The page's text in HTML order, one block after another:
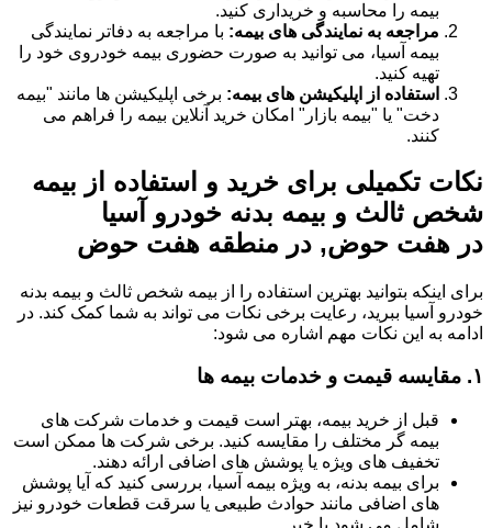
بیمه را محاسبه و خریداری کنید.
مراجعه به نمایندگی های بیمه: با مراجعه به دفاتر نمایندگی
بیمه آسیا، می توانید به صورت حضوری بیمه خودروی خود را
تهیه کنید.
استفاده از اپلیکیشن های بیمه: برخی اپلیکیشن ها مانند "بیمه
دخت" یا "بیمه بازار" امکان خرید آنلاین بیمه را فراهم می
کنند.
نکات تکمیلی برای خرید و استفاده از بیمه
شخص ثالث و بیمه بدنه خودرو آسیا
در هفت حوض, در منطقه هفت حوض
برای اینکه بتوانید بهترین استفاده را از بیمه شخص ثالث و بیمه بدنه
خودرو آسیا ببرید، رعایت برخی نکات می تواند به شما کمک کند. در
ادامه به این نکات مهم اشاره می شود:
۱. مقایسه قیمت و خدمات بیمه ها
قبل از خرید بیمه، بهتر است قیمت و خدمات شرکت های
بیمه گر مختلف را مقایسه کنید. برخی شرکت ها ممکن است
تخفیف های ویژه یا پوشش های اضافی ارائه دهند.
برای بیمه بدنه، به ویژه بیمه آسیا، بررسی کنید که آیا پوشش
های اضافی مانند حوادث طبیعی یا سرقت قطعات خودرو نیز
شامل می شود یا خیر.